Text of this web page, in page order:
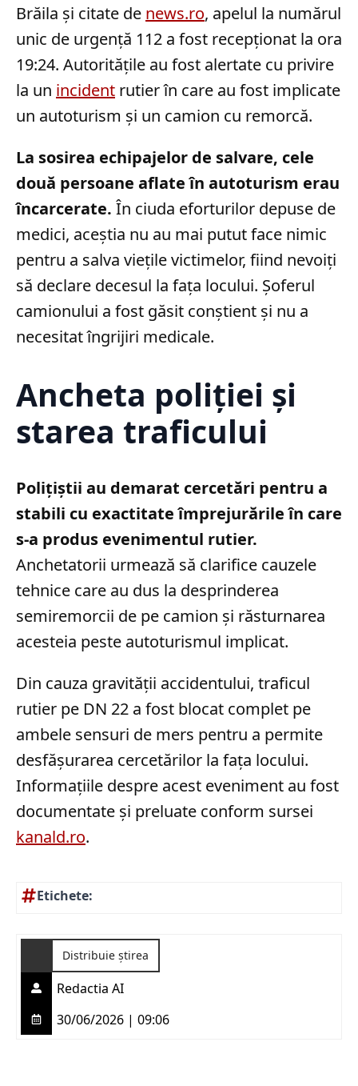
Brăila și citate de news.ro, apelul la numărul
unic de urgență 112 a fost recepționat la ora
19:24. Autoritățile au fost alertate cu privire
la un incident rutier în care au fost implicate
un autoturism și un camion cu remorcă.
La sosirea echipajelor de salvare, cele
două persoane aflate în autoturism erau
încarcerate. În ciuda eforturilor depuse de
medici, aceștia nu au mai putut face nimic
pentru a salva viețile victimelor, fiind nevoiți
să declare decesul la fața locului. Șoferul
camionului a fost găsit conștient și nu a
necesitat îngrijiri medicale.
Ancheta poliției și
starea traficului
Polițiștii au demarat cercetări pentru a
stabili cu exactitate împrejurările în care
s-a produs evenimentul rutier.
Anchetatorii urmează să clarifice cauzele
tehnice care au dus la desprinderea
semiremorcii de pe camion și răsturnarea
acesteia peste autoturismul implicat.
Din cauza gravității accidentului, traficul
rutier pe DN 22 a fost blocat complet pe
ambele sensuri de mers pentru a permite
desfășurarea cercetărilor la fața locului.
Informațiile despre acest eveniment au fost
documentate și preluate conform sursei
kanald.ro.
Etichete:
Distribuie știrea
Redactia AI
30/06/2026 | 09:06